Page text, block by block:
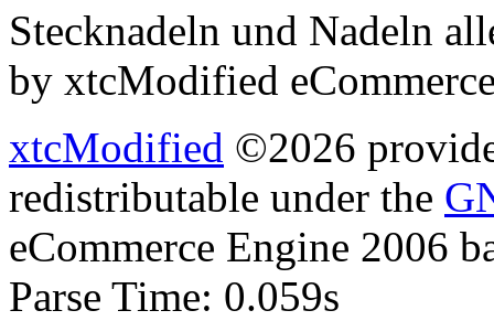
Stecknadeln und Nadeln
by xtcModified
xtcModified ©2026
redistributable under the
eCommerce Engine 2006
Parse Time: 0.059s